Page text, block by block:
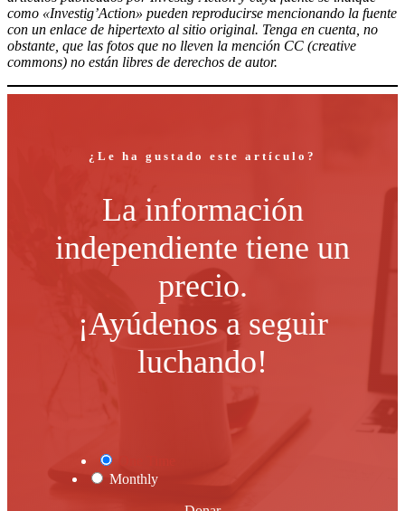
como «Investig’Action» pueden reproducirse mencionando la fuente
con un enlace de hipertexto al sitio original. Tenga en cuenta, no
obstante, que las fotos que no lleven la mención CC (creative
commons) no están libres de derechos de autor.
¿Le ha gustado este artículo?
La información
independiente tiene un
precio.
¡Ayúdenos a seguir
luchando!
Monthly